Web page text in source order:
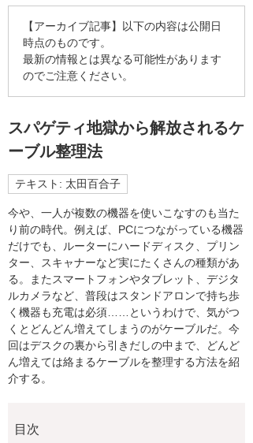
【アーカイブ記事】以下の内容は公開日
時点のものです。
最新の情報とは異なる可能性があります
のでご注意ください。
スパゲティ地獄から解放されるケ
ーブル整理法
テキスト: 太田百合子
今や、一人が複数の機器を使いこなすのも当た
り前の時代。例えば、PCにつながっている機器
だけでも、ルーターにハードディスク、プリン
ター、スキャナーなど実にたくさんの種類があ
る。またスマートフォンやタブレット、デジタ
ルカメラなど、普段はスタンドアロンで持ち歩
く機器も充電は必須……というわけで、気がつ
くとどんどん増えてしまうのがケーブルだ。今
回はデスクの裏から引きだしの中まで、どんど
ん増えては絡まるケーブルを整理する方法を紹
介する。
目次